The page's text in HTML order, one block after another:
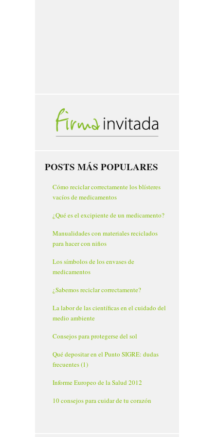
POSTS MÁS POPULARES
Cómo reciclar correctamente los blísteres
vacíos de medicamentos
¿Qué es el excipiente de un medicamento?
Manualidades con materiales reciclados
para hacer con niños
Los símbolos de los envases de
medicamentos
¿Sabemos reciclar correctamente?
La labor de las científicas en el cuidado del
medio ambiente
Consejos para protegerse del sol
Qué depositar en el Punto SIGRE: dudas
frecuentes (1)
Informe Europeo de la Salud 2012
10 consejos para cuidar de tu corazón